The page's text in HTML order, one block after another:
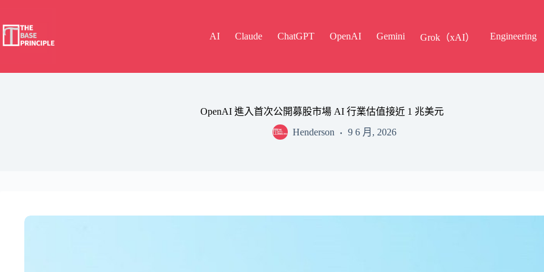
content
AI
Claude ChatGPT OpenAI Gemini Grok（xAI） Engineering
OpenAI 進入首次公開募股市場 AI 行業估值接近 1 兆美元
Henderson
9 6 月, 2026